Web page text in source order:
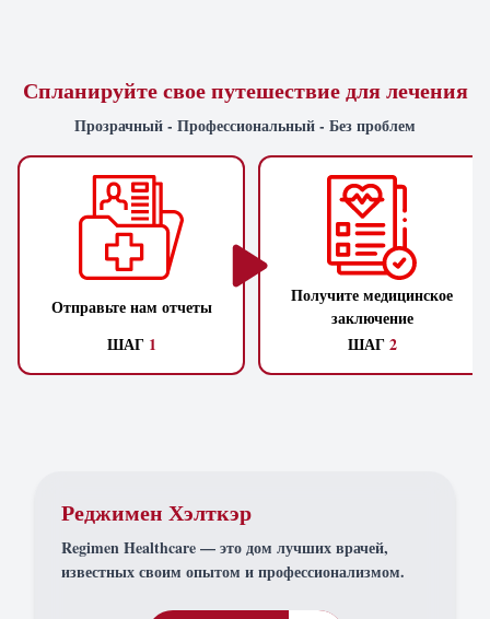
Спланируйте свое путешествие для лечения
Прозрачный - Профессиональный - Без проблем
Отправьте нам отчеты
ШАГ 1
Получите медицинское
заключение
ШАГ2
Реджимен Хэлткэр
Regimen Healthcare — это дом лучших врачей,
известных своим опытом и профессионализмом.